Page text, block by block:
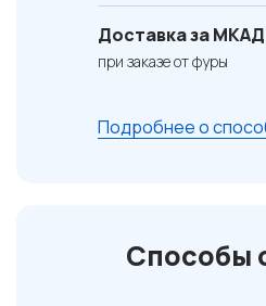
Доставка за МКАД
при заказе от фуры
Подробнее о
Способы